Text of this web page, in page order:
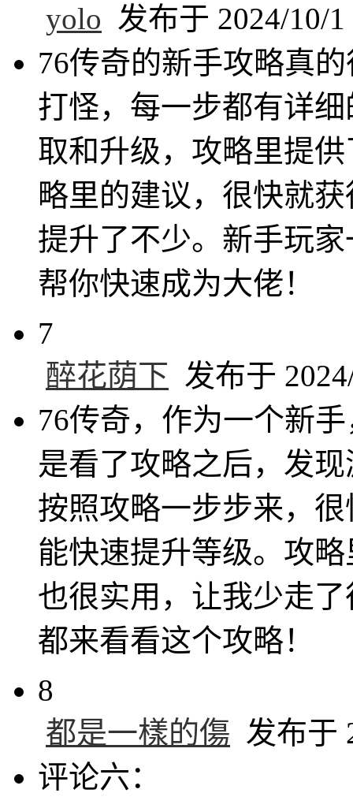
yolo 发布于 2024/10/
76传奇的新手攻略真
打怪，每一步都有详
取和升级，攻略里提
略里的建议，很快就
提升了不少。新手玩
帮你快速成为大佬！
7
醉花荫下 发布于
76传奇，作为一个新
是看了攻略之后，发
按照攻略一步步来，
能快速提升等级。攻
也很实用，让我少走
都来看看这个攻略！
8
都是一樣的傷 发布于
评论六：